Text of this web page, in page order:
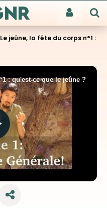
Le jeûne, la fête du corps n°1 :